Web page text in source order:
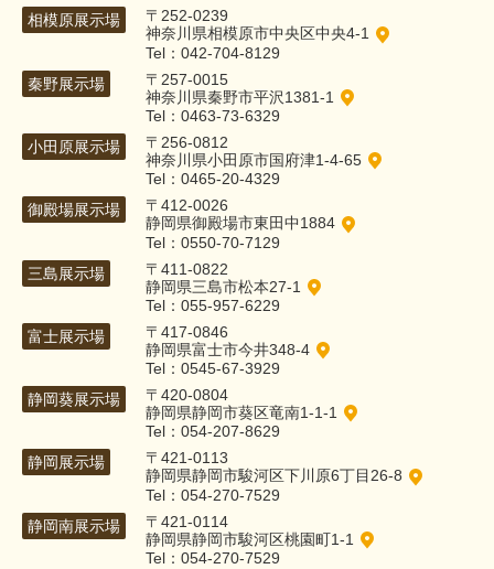
相模原展示場
〒252-0239
神奈川県相模原市中央区中央4-1
Tel：042-704-8129
秦野展示場
〒257-0015
神奈川県秦野市平沢1381-1
Tel：0463-73-6329
小田原展示場
〒256-0812
神奈川県小田原市国府津1-4-65
Tel：0465-20-4329
御殿場展示場
〒412-0026
静岡県御殿場市東田中1884
Tel：0550-70-7129
三島展示場
〒411-0822
静岡県三島市松本27-1
Tel：055-957-6229
富士展示場
〒417-0846
静岡県富士市今井348-4
Tel：0545-67-3929
静岡葵展示場
〒420-0804
静岡県静岡市葵区竜南1-1-1
Tel：054-207-8629
静岡展示場
〒421-0113
静岡県静岡市駿河区下川原6丁目26-8
Tel：054-270-7529
静岡南展示場
〒421-0114
静岡県静岡市駿河区桃園町1-1
Tel：054-270-7529